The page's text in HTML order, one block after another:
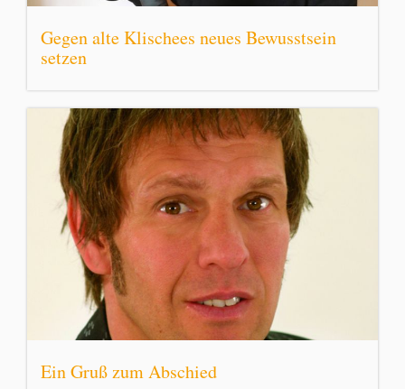
Gegen alte Klischees neues Bewusstsein
setzen
Ein Gruß zum Abschied